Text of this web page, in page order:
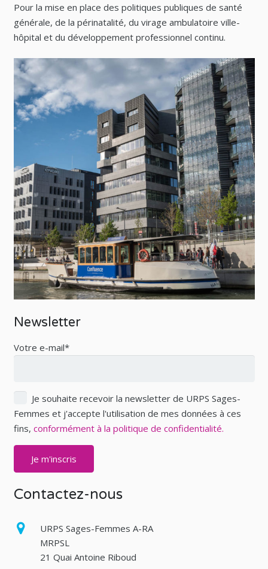
Pour la mise en place des politiques publiques de santé
générale, de la périnatalité, du virage ambulatoire ville-
hôpital et du développement professionnel continu.
Newsletter
Votre e-mail*
Je souhaite recevoir la newsletter de URPS Sages-
Femmes et j'accepte l'utilisation de mes données à ces
fins, conformément à la politique de confidentialité.
Contactez-nous
URPS Sages-Femmes A-RA
MRPSL
21 Quai Antoine Riboud